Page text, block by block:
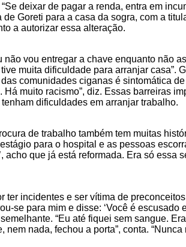
deixar de pagar a renda, entra em
Goreti para a casa da sogra, com a
a autorizar essa alteração.
vou entregar a chave enquanto não
muita dificuldade para arranjar casa”.
comunidades ciganas é sintomática
muito racismo”, diz. Essas barreiras
dificuldades em arranjar trabalho.
de trabalho também tem muitas
para o hospital e as pessoas
que já está reformada. Era só essa
incidentes e ser vítima de
se para mim e disse: ‘Você é escusado
“Eu até fiquei sem sangue.
nada, fechou a porta”, conta.